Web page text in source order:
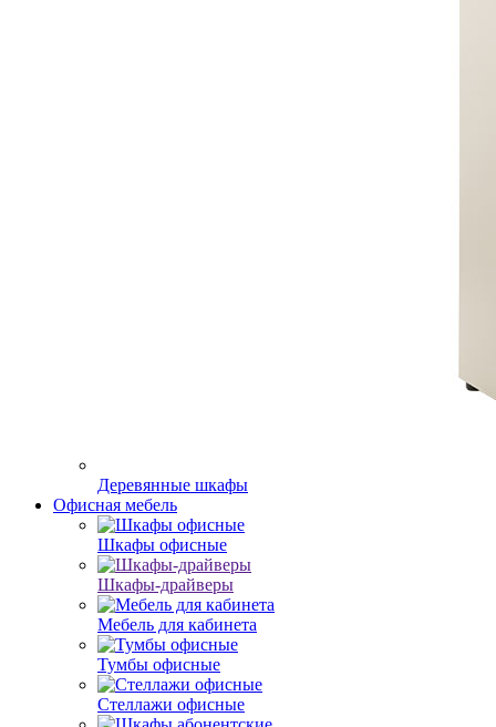
Деревянные шкафы
Офисная мебель
Шкафы офисные
Шкафы-драйверы
Мебель для кабинета
Тумбы офисные
Стеллажи офисные